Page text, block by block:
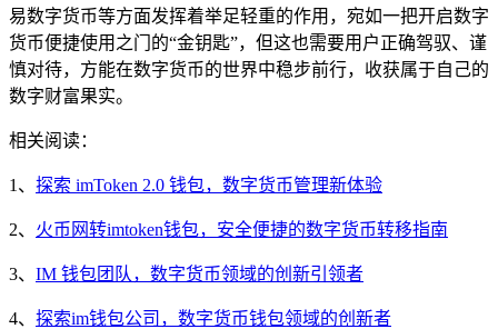
易数字货币等方面发挥着举足轻重的作用，宛如一把开启数字
货币便捷使用之门的“金钥匙”，但这也需要用户正确驾驭、谨
慎对待，方能在数字货币的世界中稳步前行，收获属于自己的
数字财富果实。
相关阅读：
1、 探索 imToken 2.0 钱包，数字货币管理新体验
2、 火币网转imtoken钱包，安全便捷的数字货币转移指南
3、 IM 钱包团队，数字货币领域的创新引领者
4、 探索im钱包公司，数字货币钱包领域的创新者